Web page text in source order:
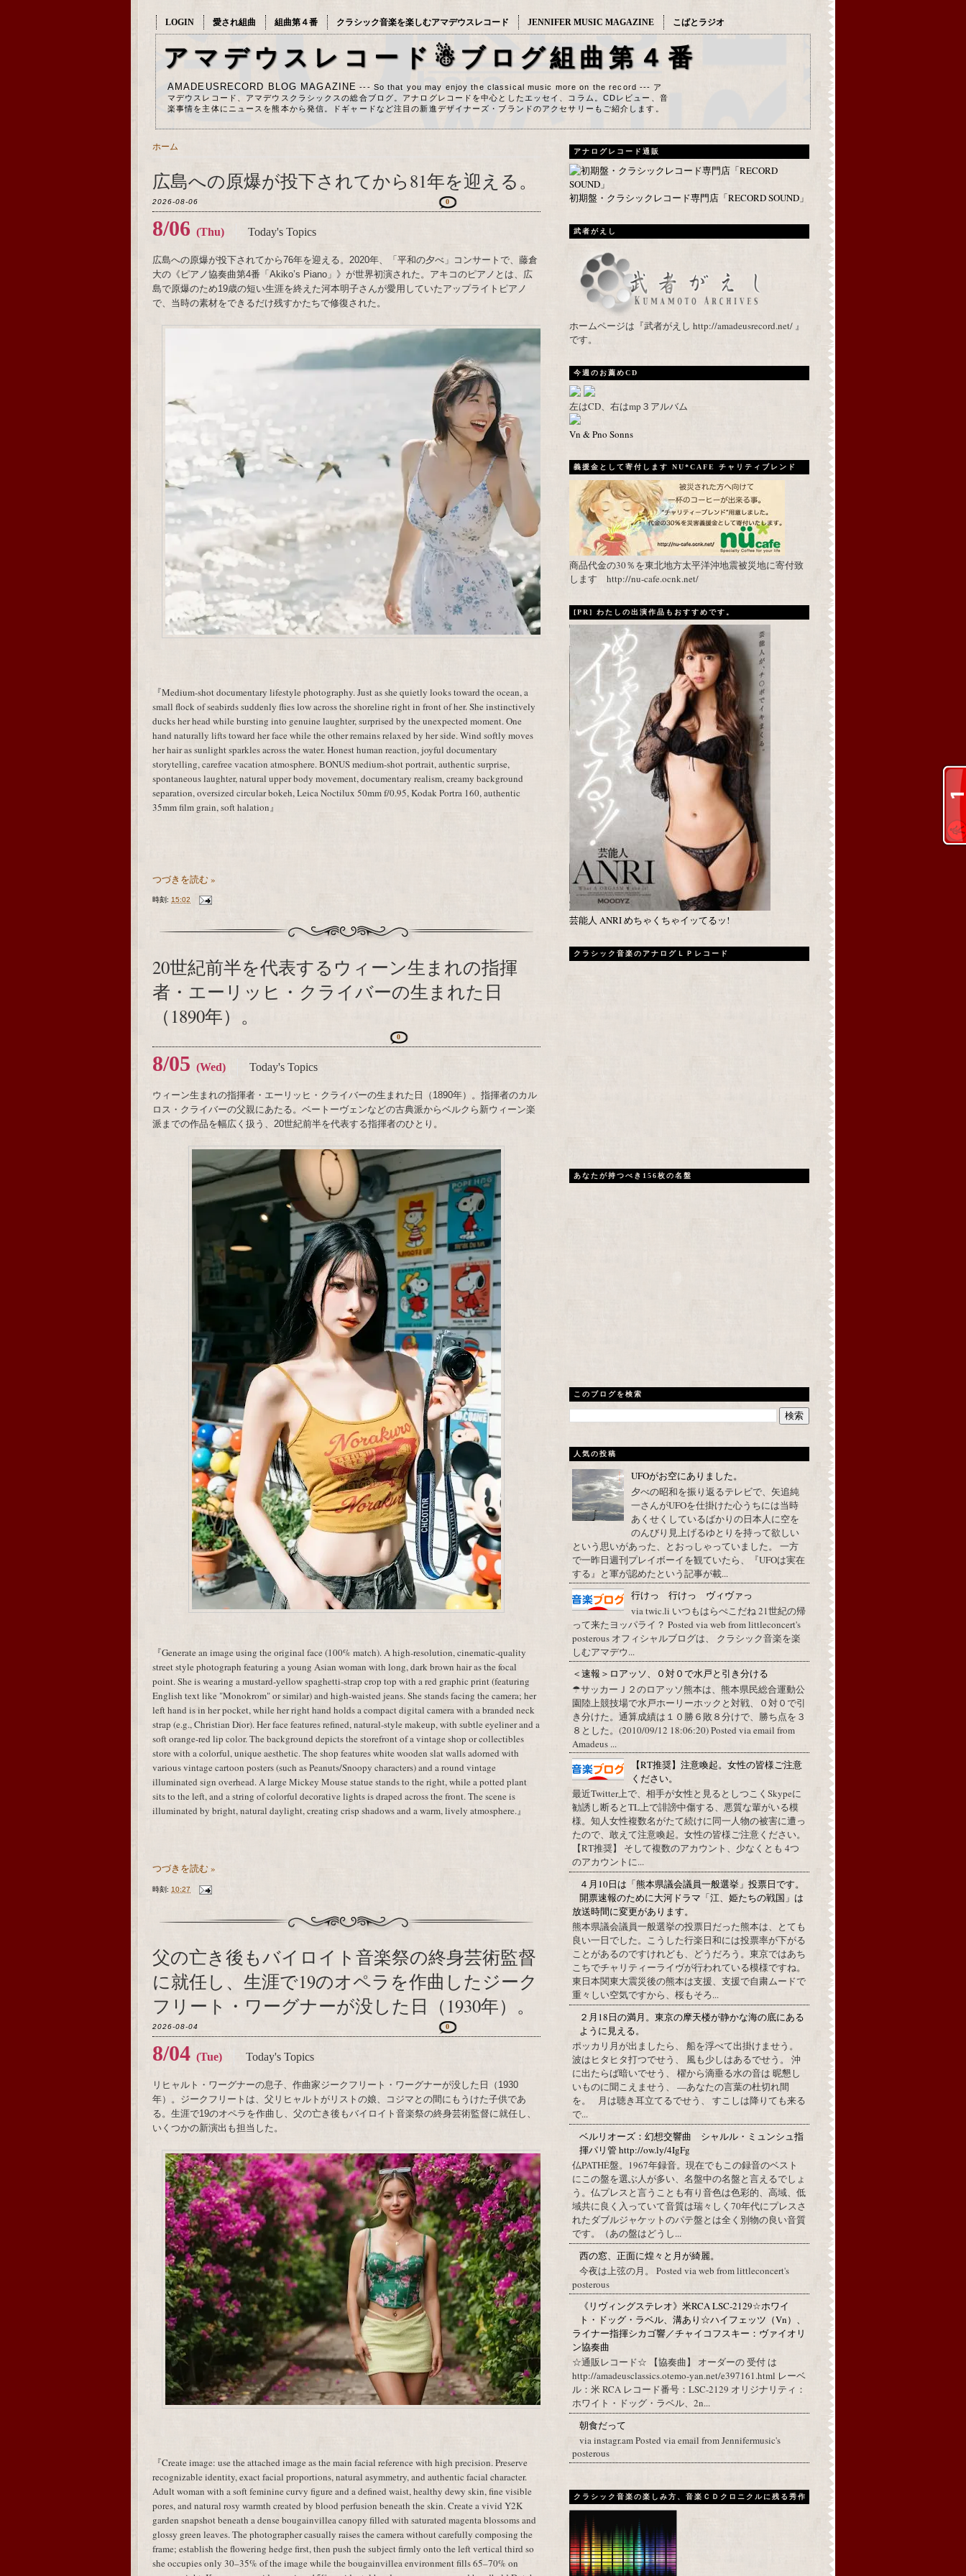
LOGIN 愛され組曲 組曲第４番 クラシック音楽を楽しむアマデウスレコード JENNIFER MUSIC MAGAZINE こばとラジオ
アマデウスレコード☃ブログ組曲第４番
AMADEUSRECORD BLOG MAGAZINE --- So that you may enjoy the classical music more on the record --- ア
マデウスレコード、アマデウスクラシックスの総合ブログ。アナログレコードを中心としたエッセイ、コラム。CDレビュー、音
楽事情を主体にニュースを熊本から発信。ドギャードなど注目の新進デザイナーズ・ブランドのアクセサリーもご紹介します。
ホーム
広島への原爆が投下されてから81年を迎える。
2026-08-06 0
8/06 (Thu) Today's Topics
広島への原爆が投下されてから76年を迎える。2020年、「平和の夕べ」コンサートで、藤倉
大の《ピアノ協奏曲第4番「Akiko’s Piano」》が世界初演された。アキコのピアノとは、広
島で原爆のため19歳の短い生涯を終えた河本明子さんが愛用していたアップライトピアノ
で、当時の素材をできるだけ残すかたちで修復された。
『Medium-shot documentary lifestyle photography. Just as she quietly looks toward the ocean, a
small flock of seabirds suddenly flies low across the shoreline right in front of her. She instinctively
ducks her head while bursting into genuine laughter, surprised by the unexpected moment. One
hand naturally lifts toward her face while the other remains relaxed by her side. Wind softly moves
her hair as sunlight sparkles across the water. Honest human reaction, joyful documentary
storytelling, carefree vacation atmosphere. BONUS medium-shot portrait, authentic surprise,
spontaneous laughter, natural upper body movement, documentary realism, creamy background
separation, oversized circular bokeh, Leica Noctilux 50mm f/0.95, Kodak Portra 160, authentic
35mm film grain, soft halation』
つづきを読む »
時刻: 15:02
20世紀前半を代表するウィーン生まれの指揮
者・エーリッヒ・クライバーの生まれた日
（1890年）。
0
8/05 (Wed) Today's Topics
ウィーン生まれの指揮者・エーリッヒ・クライバーの生まれた日（1890年）。指揮者のカル
ロス・クライバーの父親にあたる。ベートーヴェンなどの古典派からベルクら新ウィーン楽
派までの作品を幅広く扱う、20世紀前半を代表する指揮者のひとり。
『Generate an image using the original face (100% match). A high-resolution, cinematic-quality
street style photograph featuring a young Asian woman with long, dark brown hair as the focal
point. She is wearing a mustard-yellow spaghetti-strap crop top with a red graphic print (featuring
English text like "Monokrom" or similar) and high-waisted jeans. She stands facing the camera; her
left hand is in her pocket, while her right hand holds a compact digital camera with a branded neck
strap (e.g., Christian Dior). Her face features refined, natural-style makeup, with subtle eyeliner and a
soft orange-red lip color. The background depicts the storefront of a vintage shop or collectibles
store with a colorful, unique aesthetic. The shop features white wooden slat walls adorned with
various vintage cartoon posters (such as Peanuts/Snoopy characters) and a round vintage
illuminated sign overhead. A large Mickey Mouse statue stands to the right, while a potted plant
sits to the left, and a string of colorful decorative lights is draped across the front. The scene is
illuminated by bright, natural daylight, creating crisp shadows and a warm, lively atmosphere.』
つづきを読む »
時刻: 10:27
父の亡き後もバイロイト音楽祭の終身芸術監督
に就任し、生涯で19のオペラを作曲したジーク
フリート・ワーグナーが没した日（1930年）。
2026-08-04 0
8/04 (Tue) Today's Topics
リヒャルト・ワーグナーの息子、作曲家ジークフリート・ワーグナーが没した日（1930
年）。ジークフリートは、父リヒャルトがリストの娘、コジマとの間にもうけた子供であ
る。生涯で19のオペラを作曲し、父の亡き後もバイロイト音楽祭の終身芸術監督に就任し、
いくつかの新演出も担当した。
『Create image: use the attached image as the main facial reference with high precision. Preserve
recognizable identity, exact facial proportions, natural asymmetry, and authentic facial character.
Adult woman with a soft feminine curvy figure and a defined waist, healthy dewy skin, fine visible
pores, and natural rosy warmth created by blood perfusion beneath the skin. Create a vivid Y2K
garden snapshot beneath a dense bougainvillea canopy filled with saturated magenta blossoms and
glossy green leaves. The photographer casually raises the camera without carefully composing the
frame; establish the flowering hedge first, then push the subject firmly onto the left vertical third so
she occupies only 30–35% of the image while the bougainvillea environment fills 65–70% on
アナログレコード通販
初期盤・クラシックレコード専門店「RECORD SOUND」
武者がえし
ホームページは『武者がえし http://amadeusrecord.net/ 』
です。
今週のお薦めCD
左はCD、右はmp３アルバム
Vn & Pno Sonns
義援金として寄付します NU*CAFE チャリティブレンド
商品代金の30％を東北地方太平洋沖地震被災地に寄付致
します http://nu-cafe.ocnk.net/
[PR] わたしの出演作品もおすすめです。
芸能人 ANRI めちゃくちゃイッてるッ!
クラシック音楽のアナログＬＰレコード
あなたが持つべき156枚の名盤
このブログを検索
人気の投稿
UFOがお空にありました。
夕べの昭和を振り返るテレビで、矢追純
一さんがUFOを仕掛けた心うちには当時
あくせくしているばかりの日本人に空を
のんびり見上げるゆとりを持って欲しい
という思いがあった、とおっしゃっていました。 一方
で一昨日週刊プレイボーイを観ていたら、『UFOは実在
する』と軍が認めたという記事が載...
行けっ 行けっ ヴィヴァっ
via twic.li いつもはらぺこだね 21世紀の帰
って来たヨッパライ？ Posted via web from littleconcert's
posterous オフィシャルブログは、 クラシック音楽を楽
しむアマデウ...
＜速報＞ロアッソ、０対０で水戸と引き分ける
☂サッカーＪ２のロアッソ熊本は、熊本県民総合運動公
園陸上競技場で水戸ホーリーホックと対戦、０対０で引
き分けた。通算成績は１０勝６敗８分けで、勝ち点を３
８とした。(2010/09/12 18:06:20) Posted via email from
Amadeus ...
【RT推奨】注意喚起。女性の皆様ご注意
ください。
最近Twitter上で、相手が女性と見るとしつこくSkypeに
勧誘し断るとTL上で誹謗中傷する、悪質な輩がいる模
様。知人女性複数名がたて続けに同一人物の被害に遭っ
たので、敢えて注意喚起。女性の皆様ご注意ください。
【RT推奨】 そして複数のアカウント、少なくとも 4つ
のアカウントに...
４月10日は「熊本県議会議員一般選挙」投票日です。
開票速報のために大河ドラマ「江、姫たちの戦国」は
放送時間に変更があります。
熊本県議会議員一般選挙の投票日だった熊本は、とても
良い一日でした。こうした行楽日和には投票率が下がる
ことがあるのですけれども、どうだろう。東京ではあち
こちでチャリティーライヴが行われている模様ですね。
東日本関東大震災後の熊本は支援、支援で自粛ムードで
重々しい空気ですから、桜もそろ...
２月18日の満月。東京の摩天楼が静かな海の底にある
ように見える。
ポッカリ月が出ましたら、 船を浮べて出掛けませう。
波はヒタヒタ打つでせう、 風も少しはあるでせう。 沖
に出たらば暗いでせう、 櫂から滴垂る水の音は 昵懇し
いものに聞こえませう、 —あなたの言葉の杜切れ間
を。 月は聴き耳立てるでせう、 すこしは降りても来る
で...
ベルリオーズ：幻想交響曲 シャルル・ミュンシュ指
揮パリ管 http://ow.ly/4IgFg
仏PATHÉ盤。1967年録音。現在でもこの録音のベスト
にこの盤を選ぶ人が多い、名盤中の名盤と言えるでしょ
う。仏プレスと言うことも有り音色は色彩的、高域、低
域共に良く入っていて音質は瑞々しく70年代にプレスさ
れたダブルジャケットのパテ盤とは全く別物の良い音質
です。（あの盤はどうし...
西の窓、正面に煌々と月が綺麗。
今夜は上弦の月。 Posted via web from littleconcert's
posterous
《リヴィングステレオ》米RCA LSC-2129☆ホワイ
ト・ドッグ・ラベル、溝あり☆ハイフェッツ（Vn）、
ライナー指揮シカゴ響／チャイコフスキー：ヴァイオリ
ン協奏曲
☆通販レコード☆ 【協奏曲】 オーダーの 受付 は
http://amadeusclassics.otemo-yan.net/e397161.html レーベ
ル：米 RCA レコード番号：LSC-2129 オリジナリティ：
ホワイト・ドッグ・ラベル、2n...
朝食だって
via instagr.am Posted via email from Jennifermusic's
posterous
クラシック音楽の楽しみ方、音楽ＣＤクロニクルに残る秀作